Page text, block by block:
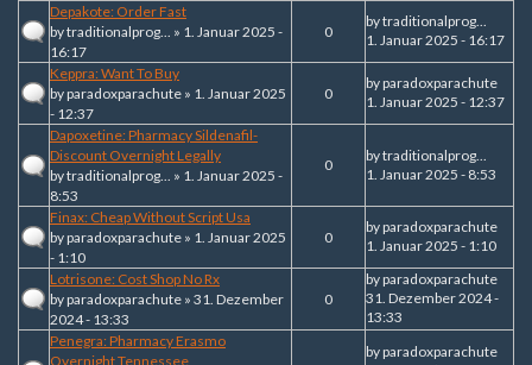
Depakote: Order Fast
bytraditionalprog... » 1. Januar 2025 -
16:17
0
bytraditionalprog...
1. Januar 2025 - 16:17
Keppra: Want To Buy
byparadoxparachute » 1. Januar 2025
- 12:37
0
byparadoxparachute
1. Januar 2025 - 12:37
Dapoxetine: Pharmacy Sildenafil-
Discount Overnight Legally
bytraditionalprog... » 1. Januar 2025 -
8:53
0
bytraditionalprog...
1. Januar 2025 - 8:53
Finax: Cheap Without Script Usa
byparadoxparachute » 1. Januar 2025
- 1:10
0
byparadoxparachute
1. Januar 2025 - 1:10
Lotrisone: Cost Shop No Rx
byparadoxparachute » 31. Dezember
2024 - 13:33
0
byparadoxparachute
31. Dezember 2024 -
13:33
Penegra: Pharmacy Erasmo
Overnight Tennessee
byparadoxparachute